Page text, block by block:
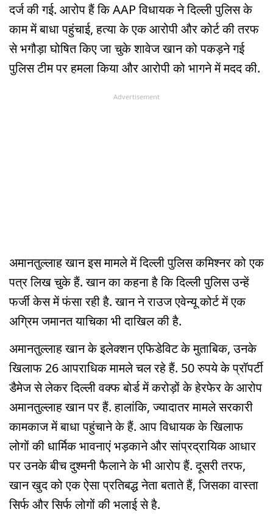
दर्ज की गई. आरोप हैं कि AAP विधायक ने दिल्ली पुलिस के
काम में बाधा पहुंचाई, हत्या के एक आरोपी और कोर्ट की तरफ
से भगौड़ा घोषित किए जा चुके शावेज खान को पकड़ने गई
पुलिस टीम पर हमला किया और आरोपी को भागने में मदद की.
Advertisement
अमानतुल्लाह खान इस मामले में दिल्ली पुलिस कमिश्नर को एक
पत्र लिख चुके हैं. खान का कहना है कि दिल्ली पुलिस उन्हें
फर्जी केस में फंसा रही है. खान ने राउज एवेन्यू कोर्ट में एक
अग्रिम जमानत याचिका भी दाखिल की है.
अमानतुल्लाह खान के इलेक्शन एफिडेविट के मुताबिक, उनके
खिलाफ 26 आपराधिक मामले चल रहे हैं. 50 रुपये के प्रॉपर्टी
डैमेज से लेकर दिल्ली वक्फ बोर्ड में करोड़ों के हेरफेर के आरोप
अमानतुल्लाह खान पर हैं. हालांकि, ज्यादातर मामले सरकारी
कामकाज में बाधा पहुंचाने के हैं. आप विधायक के खिलाफ
लोगों की धार्मिक भावनाएं भड़काने और सांप्रद्रायिक आधार
पर उनके बीच दुश्मनी फैलाने के भी आरोप हैं. दूसरी तरफ,
खान खुद को एक ऐसा प्रतिबद्ध नेता बताते हैं, जिसका वास्ता
सिर्फ और सिर्फ लोगों की भलाई से है.